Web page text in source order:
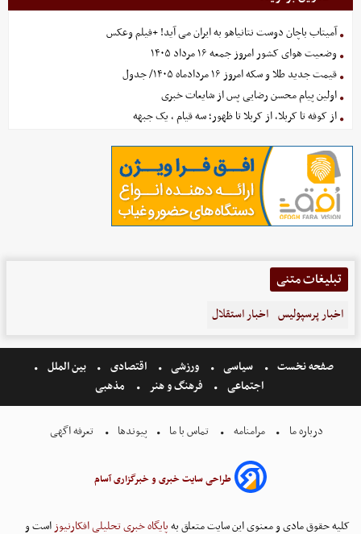
آمیتاب باچان دوست نتانیاهو به ایران می آید! +فیلم وعکس
وضعیت هوای کشور امروز جمعه ۱۶ مرداد ۱۴۰۵
قیمت جدید طلا و سکه امروز ۱۶ مردادماه ۱۴۰۵/ جدول
اولین پیام محسن رضایی پس از شایعات خبری
از کوفه تا کربلا، از کربلا تا ظهور؛ سه قیام ، یک جبهه
تبلیغات متنی
اخبار پرسپولیس اخبار استقلال
صفحه نخست سیاسی ورزشی اقتصادی
بین الملل
اجتماعی
فرهنگ و هنر مذهبی
درباره ما مرامنامه تماس با ما پیوندها تعرفه اگهی
طراحی سایت خبری و خبرگزاری آسام
کلیه حقوق مادی و معنوی این سایت متعلق بهپایگاه خبری تحلیلی افکارنیوزاست و